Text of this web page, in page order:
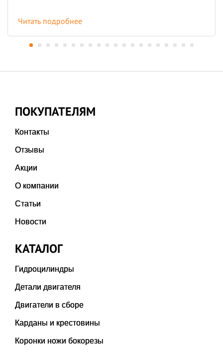
Читать подробнее
ПОКУПАТЕЛЯМ
Контакты
Отзывы
Акции
О компании
Статьи
Новости
КАТАЛОГ
Гидроцилиндры
Детали двигателя
Двигатели в сборе
Карданы и крестовины
Коронки ножи бокорезы